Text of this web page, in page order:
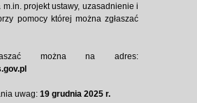
m.in. projekt ustawy, uzasadnienie i
pomocy której można zgłaszać
można na adres:
uwag: 19 grudnia 2025 r.